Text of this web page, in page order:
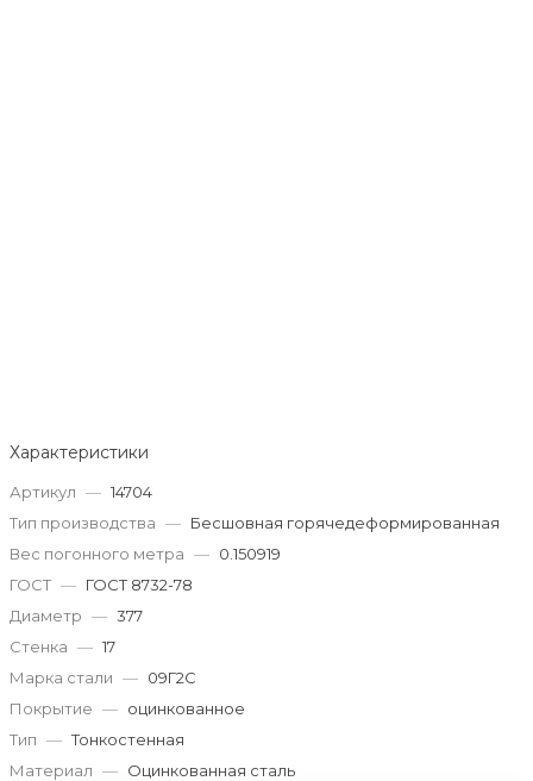
Характеристики
Артикул — 14704
Тип производства — Бесшовная горячедеформированная
Вес погонного метра — 0.150919
ГОСТ — ГОСТ 8732-78
Диаметр — 377
Стенка — 17
Марка стали — 09Г2С
Покрытие — оцинкованное
Тип — Тонкостенная
Материал — Оцинкованная сталь